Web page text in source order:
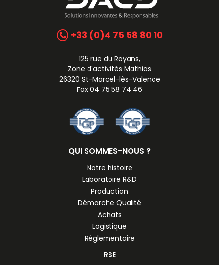
+33 (0)4 75 58 80 10
125 rue du Royans,
Zone d'activités Mathias
26320 St-Marcel-lès-Valence
Fax 04 75 58 74 46
QUI SOMMES-NOUS ?
Notre histoire
Laboratoire R&D
Production
Démarche Qualité
Achats
Logistique
Réglementaire
RSE